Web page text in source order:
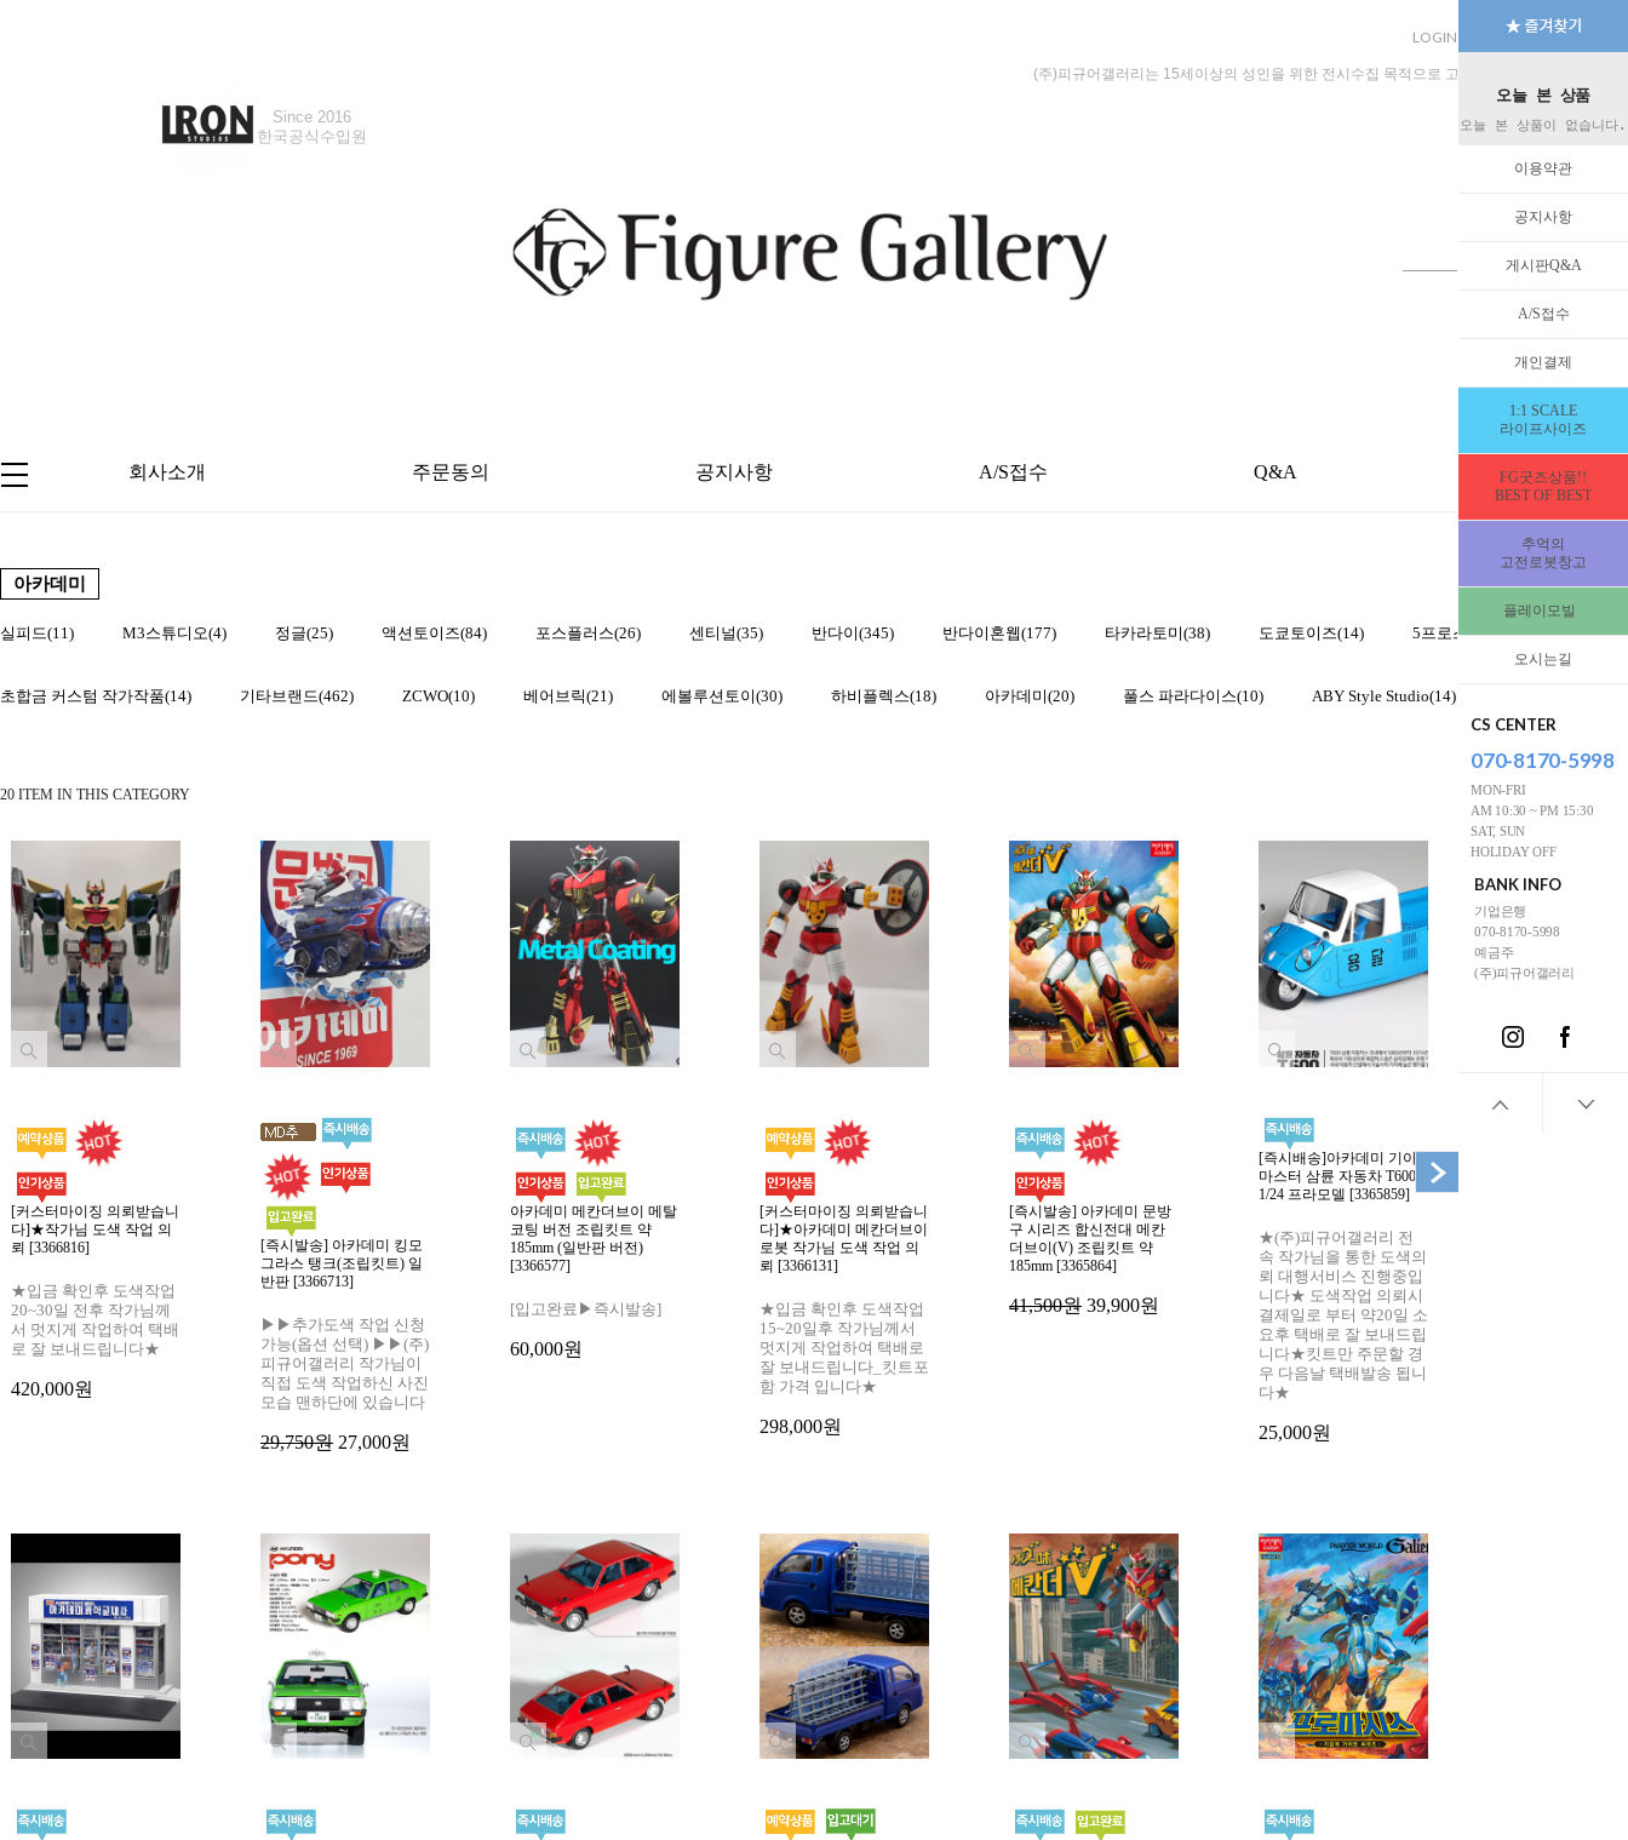
오늘 본 상품
오늘 본 상품이 없습니다.
이용약관
공지사항
게시판Q&A
A/S접수
개인결제
1:1 SCALE
라이프사이즈
FG굿즈상품!!
BEST OF BEST
추억의
고전로봇창고
플레이모빌
오시는길
CS CENTER
070-8170-5998
MON-FRI
AM 10:30 ~ PM 15:30
SAT, SUN
HOLIDAY OFF
BANK INFO
기업은행
070-8170-5998
예금주
(주)피규어갤러리
LOGIN JOIN MYPAGE
Since 2016
한국공식수입원
(주)피규어갤러리는 15세이상의 성인을 위한 전시수집 목적으로 고안된 수입판매 전문 법인
회사소개 주문동의 공지사항 A/S접수 Q&A EVENT
아카데미
실피드(11) M3스튜디오(4) 정글(25) 액션토이즈(84) 포스플러스(26) 센티널(35) 반다이(345) 반다이혼웹(177) 타카라토미(38) 도쿄토이즈(14) 5프로스튜디오(10) 에이
초합금 커스텀 작가작품(14) 기타브랜드(462) ZCWO(10) 베어브릭(21) 에볼루션토이(30) 하비플렉스(18) 아카데미(20) 풀스 파라다이스(10) ABY Style Studio(14)
20 ITEM IN THIS CATEGORY
[커스터마이징 의뢰받습니
다]★작가님 도색 작업 의
뢰 [3366816]
★입금 확인후 도색작업
20~30일 전후 작가님께
서 멋지게 작업하여 택배
로 잘 보내드립니다★
420,000원
[즉시발송] 아카데미 킹모
그라스 탱크(조립킷트) 일
반판 [3366713]
▶▶추가도색 작업 신청
가능(옵션 선택) ▶▶(주)
피규어갤러리 작가님이
직접 도색 작업하신 사진
모습 맨하단에 있습니다
29,750원 27,000원
아카데미 메칸더브이 메탈
코팅 버전 조립킷트 약
185mm (일반판 버전)
[3366577]
[입고완료▶즉시발송]
60,000원
[커스터마이징 의뢰받습니
다]★아카데미 메칸더브이
로봇 작가님 도색 작업 의
뢰 [3366131]
★입금 확인후 도색작업
15~20일후 작가님께서
멋지게 작업하여 택배로
잘 보내드립니다_킷트포
함 가격 입니다★
298,000원
[즉시발송] 아카데미 문방
구 시리즈 합신전대 메칸
더브이(V) 조립킷트 약
185mm [3365864]
41,500원 39,900원
[즉시배송]아카데미 기아
마스터 삼륜 자동차 T600
1/24 프라모델 [3365859]
★(주)피규어갤러리 전
속 작가님을 통한 도색의
뢰 대행서비스 진행중입
니다★ 도색작업 의뢰시
결제일로 부터 약20일 소
요후 택배로 잘 보내드립
니다★킷트만 주문할 경
우 다음날 택배발송 됩니
다★
25,000원